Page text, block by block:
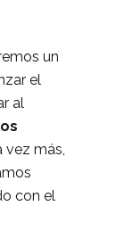
un
el
al
vez más,
con el